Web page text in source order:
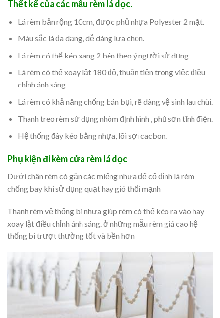
Thết kế của các mẫu rèm lá dọc.
Lá rèm bản rộng 10cm, được phủ nhựa Polyester 2 mặt.
Màu sắc lá đa dạng, dễ dàng lựa chọn.
Lá rèm có thể kéo xang 2 bên theo ý người sử dụng.
Lá rèm có thể xoay lật 180 độ, thuận tiện trong việc điều
chỉnh ánh sáng.
Lá rèm có khả năng chống bán bụi, rẽ dàng vệ sinh lau chùi.
Thanh treo rèm sử dụng nhôm định hình , phủ sơn tĩnh điện.
Hệ thống đây kéo bằng nhựa, lõi sợi cacbon.
Phụ kiện đi kèm cửa rèm lá dọc
Dưới chân rèm có gắn các miếng nhựa để cố định lá rèm
chống bay khi sử dụng quạt hay gió thổi mạnh
Thanh rèm vệ thống bi nhựa giúp rèm có thể kéo ra vào hay
xoay lật điều chỉnh ánh sáng. ở những mẫu rèm giá cao hệ
thống bi trượt thường tốt và bền hơn